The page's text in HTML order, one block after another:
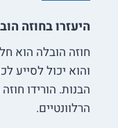
היעזרו בחוזה
חוזה הובלה הוא
והוא יכול לסייע
הבנות. הורידו
הרלוונטיים.